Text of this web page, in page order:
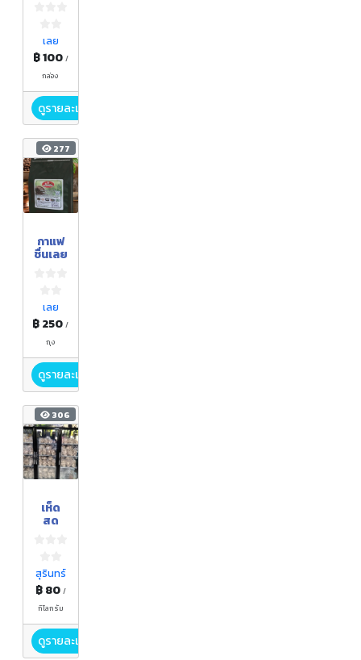
สูตร
ลด
โซเดีย
ม
เลย
฿ 100 /
กล่อง
ดูรายละเอียด
277
กาแฟ
ชื่นเลย
เลย
฿ 250/
ถุง
ดูรายละเอียด
306
เห็ด
สด
สุรินทร์
฿ 80 /
กิโลกรัม
ดูรายละเอียด